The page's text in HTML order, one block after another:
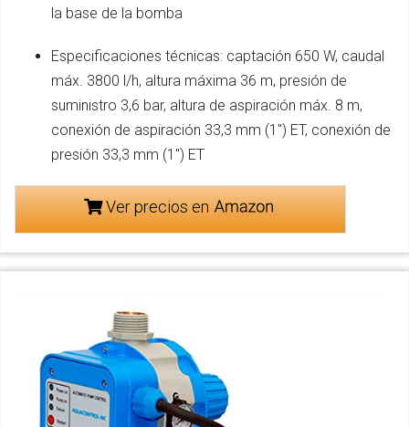
la base de la bomba
Especificaciones técnicas: captación 650 W, caudal
máx. 3800 l/h, altura máxima 36 m, presión de
suministro 3,6 bar, altura de aspiración máx. 8 m,
conexión de aspiración 33,3 mm (1") ET, conexión de
presión 33,3 mm (1") ET
Ver precios en